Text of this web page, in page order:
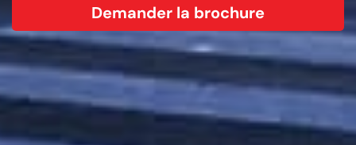
Demander la brochure